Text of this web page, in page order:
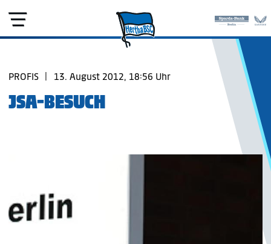
PROFIS 13. August 2012, 18:56 Uhr
JSA-BESUCH